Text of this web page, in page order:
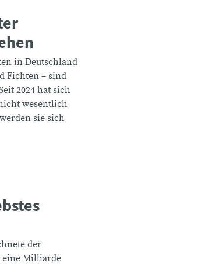
in Deutschland
Fichten – sind
2024 hat sich
wesentlich
sie sich
der
eine Milliarde